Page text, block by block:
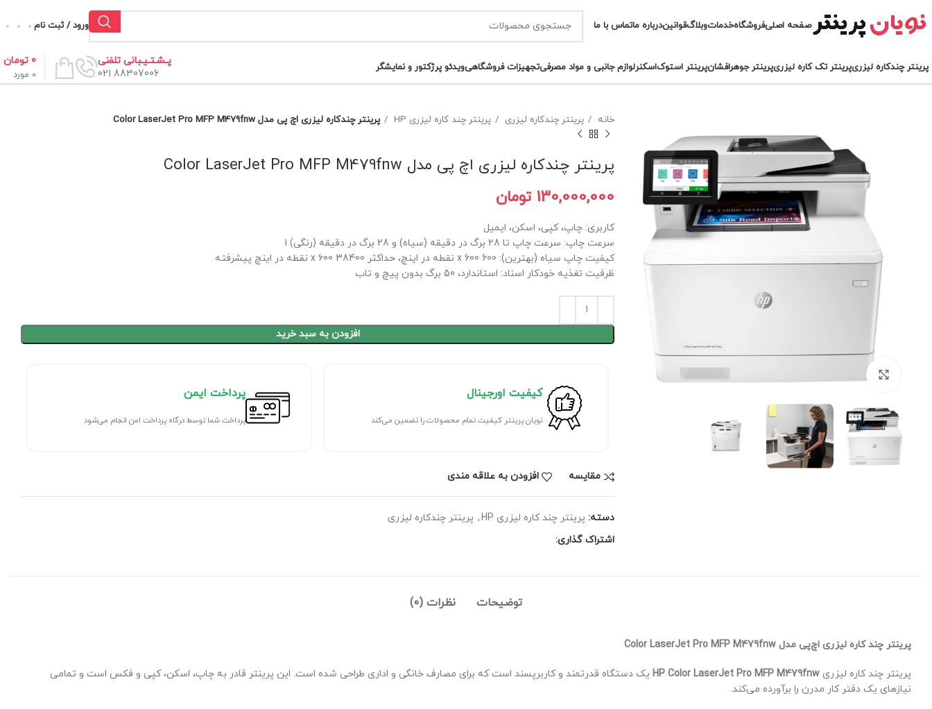
صفحه اصلیفروشگاهخدماتوبلاگقوانیندرباره ماتماس با ما ورود / ثبت نام
پرینتر چندکاره لیزریپرینتر تک کاره لیزریپرینتر جوهرافشانپرینتر استوکاسکنرلوازم جانبی و مواد مصرفیتجهیزات فروشگاهیویدئو پرژکتور و نمایشگر
پـشـتـیـبانی تلفنی
88307006 021
0 مورد
0 تومان
خانه پرینتر چندکاره لیزری پرینتر چند کاره لیزری HP پرینتر چندکاره لیزری اچ‌ پی مدل Color LaserJet Pro MFP M479fnw
پرینتر چندکاره لیزری اچ‌ پی مدل Color LaserJet Pro MFP M479fnw
تومان
کاربری: چاپ، کپی، اسکن، ایمیل
سرعت چاپ: سرعت چاپ تا 28 برگ در دقیقه (سیاه) و 28 برگ در دقیقه (رنگی) 1
کیفیت چاپ سیاه (بهترین): 600 x 600 نقطه در اینچ، حداکثر 38400 x 600 نقطه در اینچ پیشرفته
ظرفیت تغذیه خودکار اسناد: استاندارد، 50 برگ بدون پیچ و تاب
افزودن به سبد خرید
کیفیت اورجینال
نویان پرینتر کیفیت تمام محصولات را تضمین می‌کند
پرداخت ایمن
پرداخت شما توسط درگاه پرداخت امن انجام می‌شود
مقايسه افزودن به علاقه مندی
دسته: پرینتر چند کاره لیزری HP , پرینتر چندکاره لیزری
اشتراک گذاری:
توضیحات نظرات (0)
پرینتر چند کاره لیزری اچ‌پی مدل Color LaserJet Pro MFP M479fnw
پرینتر چند کاره لیزری HP Color LaserJet Pro MFP M479fnw یک دستگاه قدرتمند و کاربرپسند است که برای مصارف خانگی و اداری طراحی شده است. این پرینتر قادر به چاپ، اسکن، کپی و فکس است و تمامی
نیازهای یک دفتر کار مدرن را برآورده می‌کند.